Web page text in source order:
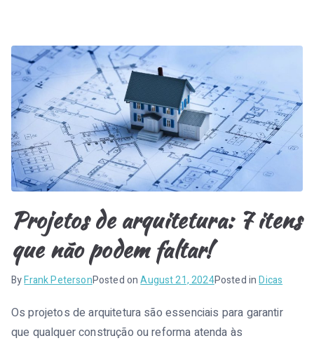
Projetos de arquitetura: 7 itens
que não podem faltar!
ByFrank PetersonPosted onAugust 21, 2024Posted inDicas
Os projetos de arquitetura são essenciais para garantir
que qualquer construção ou reforma atenda às